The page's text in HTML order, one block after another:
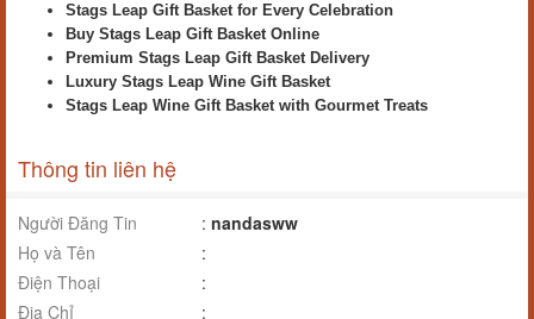
Stags Leap Gift Basket for Every Celebration
Buy Stags Leap Gift Basket Online
Premium Stags Leap Gift Basket Delivery
Luxury Stags Leap Wine Gift Basket
Stags Leap Wine Gift Basket with Gourmet Treats
Thông tin liên hệ
Người Đăng Tin : nandasww
Họ và Tên
:
Điện Thoại
:
Địa Chỉ
: